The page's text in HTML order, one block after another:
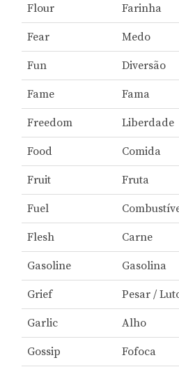
Flour Farinha
Fear Medo
Fun Diversão
Fame Fama
Freedom Liberdade
Food Comida
Fruit Fruta
Fuel
Flesh Carne
Gasoline Gasolina
Grief Pesar /
Garlic Alho
Gossip Fofoca